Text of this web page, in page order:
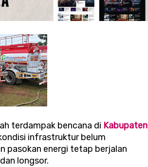
terdampak bencana di Kabupaten
infrastruktur belum
pasokan energi tetap berjalan
longsor.